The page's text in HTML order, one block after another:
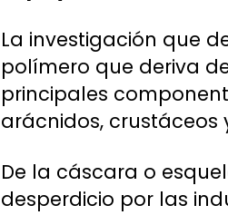
La investigación que
polímero que deriva
principales
arácnidos, crustáceos
De la cáscara o
desperdicio por las